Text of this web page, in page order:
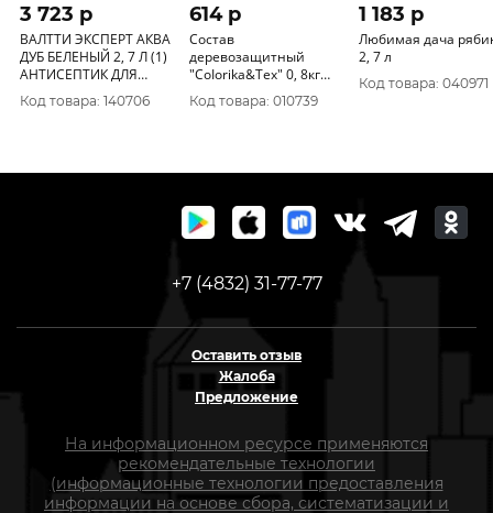
3 723 p
ВАЛТТИ ЭКСПЕРТ АКВА
ДУБ БЕЛЕНЫЙ 2, 7 Л (1)
АНТИСЕПТИК ДЛЯ
ДЕРЕВА "ТИККУРИЛА"
Код товара: 140706
614 p
Состав
деревозащитный
"CoIorika&Tex" 0, 8кг
рябина
Код товара: 010739
1 183 p
Любимая дача
2, 7 л
Код товара: 040971
+7 (4832) 31-77-77
Оставить отзыв
Жалоба
Предложение
На информационном ресурсе применяются
рекомендательные технологии
(информационные технологии предоставления
информации на основе сбора, систематизации и